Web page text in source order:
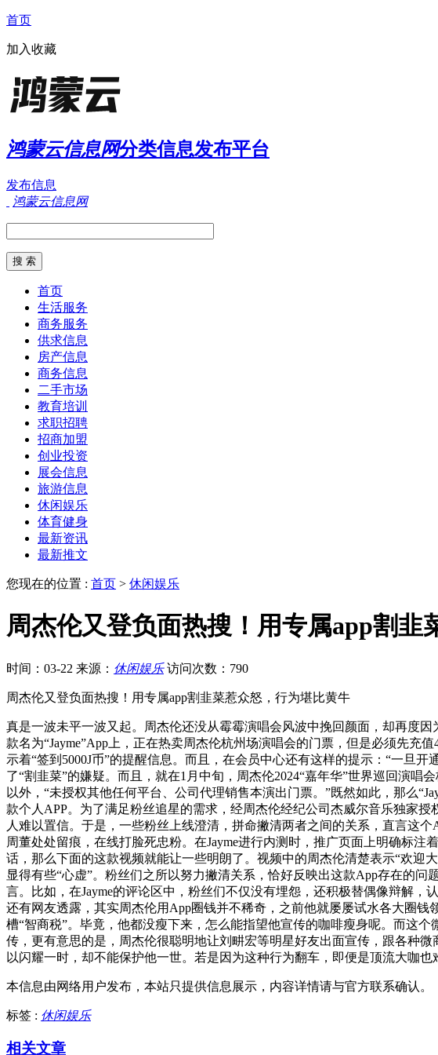
首页
加入收藏
鸿蒙云信息网分类信息发布平台
发布信息
鸿蒙云信息网
首页
生活服务
商务服务
供求信息
房产信息
商务信息
二手市场
教育培训
求职招聘
招商加盟
创业投资
展会信息
旅游信息
休闲娱乐
体育健身
最新资讯
最新推文
您现在的位置 : 首页 > 休闲娱乐
周杰伦又登负面热搜！用专属app割韭
时间：03-22 来源： 休闲娱乐 访问次数：790
周杰伦又登负面热搜！用专属app割韭菜惹众怒，行为堪比黄牛
真是一波未平一波又起。周杰伦还没从霉霉演唱会风波中挽回颜面，却再度
款名为“Jayme”App上，正在热卖周杰伦杭州场演唱会的门票，但是必须先充
示着“签到5000J币”的提醒信息。而且，在会员中心还有这样的提示：“一旦
了“割韭菜”的嫌疑。而且，就在1月中旬，周杰伦2024“嘉年华”世界巡回演
以外，“未授权其他任何平台、公司代理销售本演出门票。”既然如此，那么
款个人APP。为了满足粉丝追星的需求，经周杰伦经纪公司杰威尔音乐独家
人难以置信。于是，一些粉丝上线澄清，拼命撇清两者之间的关系，直言这
周董处处留痕，在线打脸死忠粉。在Jayme进行内测时，推广页面上明确标
话，那么下面的这款视频就能让一些明朗了。视频中的周杰伦清楚表示“欢迎
显得有些“心虚”。粉丝们之所以努力撇清关系，恰好反映出这款App存在的
言。比如，在Jayme的评论区中，粉丝们不仅没有埋怨，还积极替偶像辩解
还有网友透露，其实周杰伦用App圈钱并不稀奇，之前他就屡屡试水各大圈
槽“智商税”。毕竟，他都没瘦下来，怎么能指望他宣传的咖啡瘦身呢。而这
传，更有意思的是，周杰伦很聪明地让刘畊宏等明星好友出面宣传，跟各种
以闪耀一时，却不能保护他一世。若是因为这种行为翻车，即便是顶流大咖
本信息由网络用户发布， 本站只提供信息展示，内容详情请与官方联系确认。
标签 : 休闲娱乐
相关文章